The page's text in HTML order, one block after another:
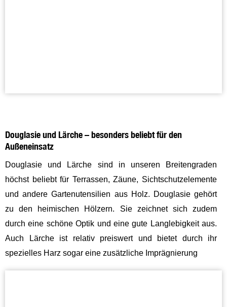
Douglasie und Lärche – besonders beliebt für den
Außeneinsatz
Douglasie und Lärche sind in unseren Breitengraden
höchst beliebt für Terrassen, Zäune, Sichtschutzelemente
und andere Gartenutensilien aus Holz. Douglasie gehört
zu den heimischen Hölzern. Sie zeichnet sich zudem
durch eine schöne Optik und eine gute Langlebigkeit aus.
Auch Lärche ist relativ preiswert und bietet durch ihr
spezielles Harz sogar eine zusätzliche Imprägnierung